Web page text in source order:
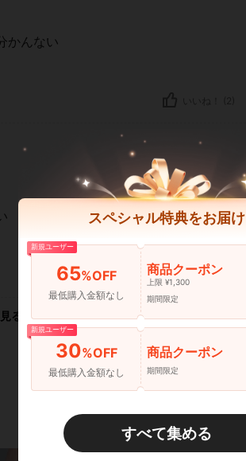
かんない
いいね！ (2)
る
スペシャル特典をお届け
新規ユーザー
65%OFF
最低購入金額なし
商品クーポン
上限 ¥1,300
期間限定
新規ユーザー
30%OFF
最低購入金額なし
商品クーポン
期間限定
すべて集める